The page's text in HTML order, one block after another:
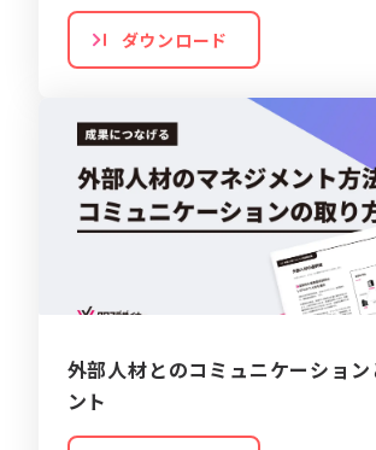
ダウンロード
外部人材とのコミュニケーショ
ント